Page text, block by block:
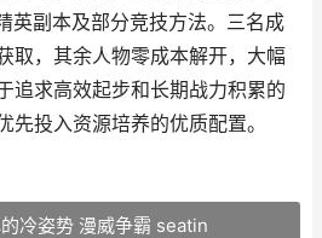
英副本及部分竞技方法。三名成
取，其余人物零成本解开，大幅
追求高效起步和长期战力积累的
先投入资源培养的优质配置。
冷姿势 漫威争霸 seatin